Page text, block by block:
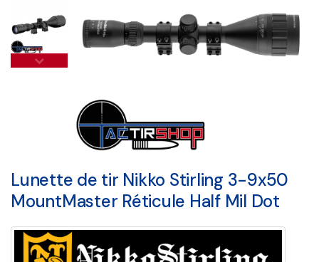
Lunette de tir Nikko Stirling 3-9x50
MountMaster Réticule Half Mil Dot